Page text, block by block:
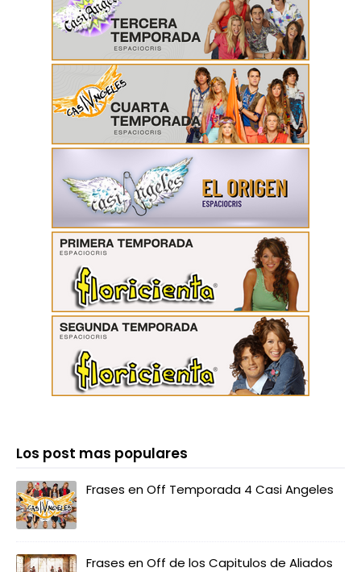
Los post mas populares
Frases en Off Temporada 4 Casi Angeles
Frases en Off de los Capitulos de Aliados